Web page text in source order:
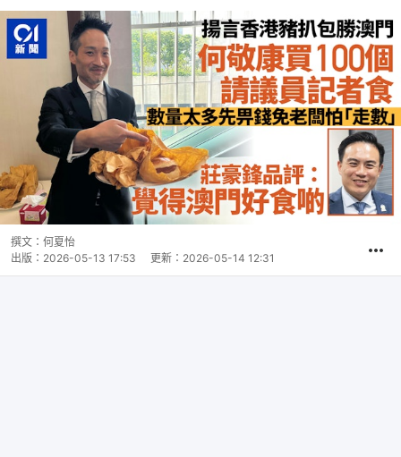
撰文： 何夏怡
出版： 2026-05-13 17:53 更新： 2026-05-14 12:31